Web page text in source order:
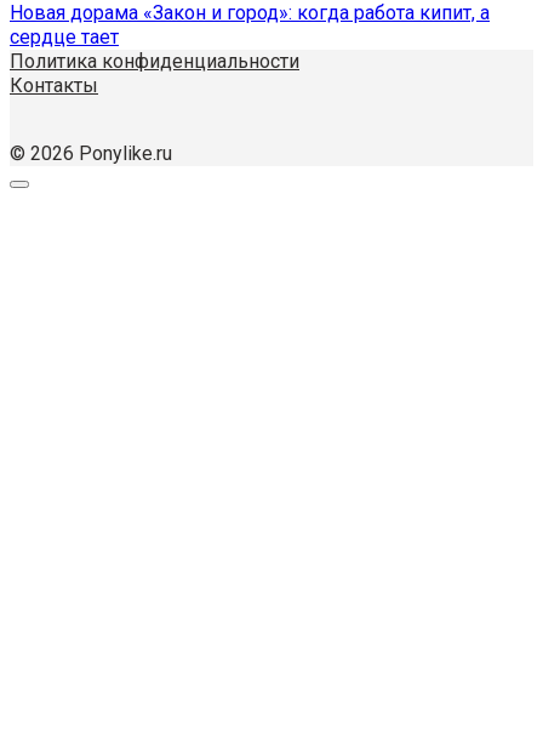
Новая дорама «Закон и город»: когда работа кипит, а
сердце тает
Политика конфиденциальности
Контакты
© 2026 Ponylike.ru